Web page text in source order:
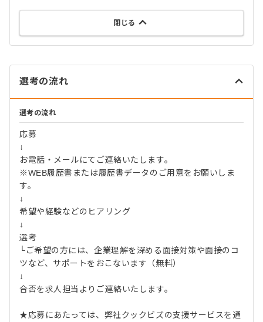
閉じる
選考の流れ
選考の流れ
応募
↓
お電話・メールにてご連絡いたします。
※WEB履歴書または履歴書データのご用意をお願いしま
す。
↓
希望や経験などのヒアリング
↓
選考
└ご希望の方には、企業理解を深める面接対策や面接のコ
ツなど、サポートをおこないます（無料）
↓
合否を求人担当よりご連絡いたします。
★応募にあたっては、弊社クックビズの支援サービスを通